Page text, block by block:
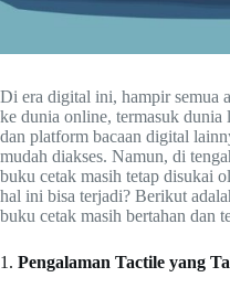
Di era digital ini, hampir semua
ke dunia online, termasuk
dan platform bacaan digital
mudah diakses. Namun, di
buku cetak masih tetap disukai
hal ini bisa terjadi? Berikut
buku cetak masih bertahan dan
1. Pengalaman Tactile yang